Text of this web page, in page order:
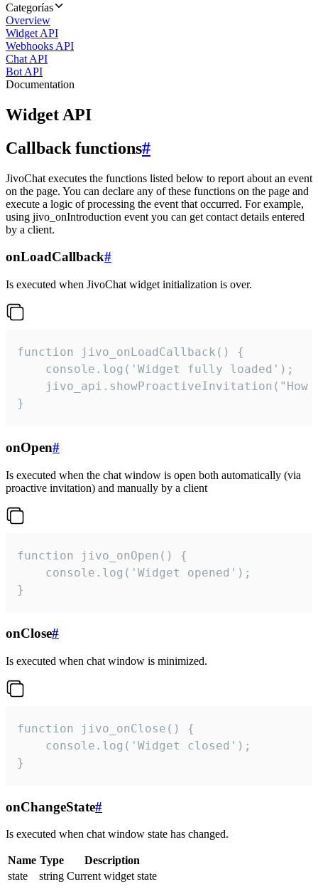
Categorías
Overview
Widget API
Webhooks API
Chat API
Bot API
Documentation
Widget API
Callback functions#
JivoChat executes the functions listed below to report about an event
on the page. You can declare any of these functions on the page and
execute a logic of processing the event that occurred. For example,
using jivo_onIntroduction event you can get contact details entered
by a client.
onLoadCallback#
Is executed when JivoChat widget initialization is over.
function jivo_onLoadCallback() {
    console.log('Widget fully loaded');
jivo_api.showProactiveInvitation("How
}
onOpen#
Is executed when the chat window is open both automatically (via
proactive invitation) and manually by a client
function jivo_onOpen() {
    console.log('Widget opened');
}
onClose#
Is executed when chat window is minimized.
function jivo_onClose() {
    console.log('Widget closed');
}
onChangeState#
Is executed when chat window state has changed.
Name Type
Description
state
string Current widget state